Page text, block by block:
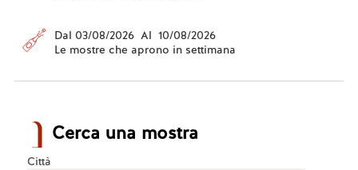
Dal 03/08/2026 Al 10/08/2026
Le mostre che aprono in settimana
Cerca una mostra
Città